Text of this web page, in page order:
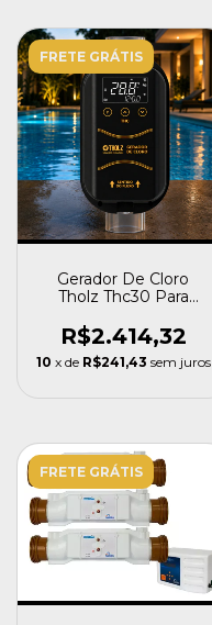
FRETE GRÁTIS
Gerador De Cloro
Tholz Thc30 Para
R$2.414,32
10 x de R$241,43 sem juros
FRETE GRÁTIS